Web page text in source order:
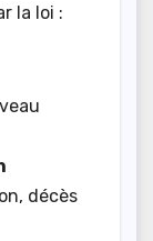
la loi :
décès